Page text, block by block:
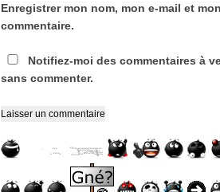
Enregistrer mon nom, mon e-mail et
commentaire.
Notifiez-moi des commentaires à
sans commenter.